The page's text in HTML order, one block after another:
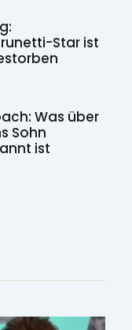
Star ist
Was über
Sohn
ist